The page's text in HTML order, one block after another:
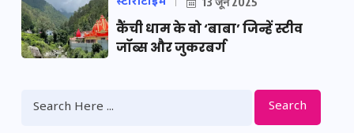
कैंची धाम के वो ‘बाबा’ जिन्हें स्टीव
जॉब्स और जुकरबर्ग
Search